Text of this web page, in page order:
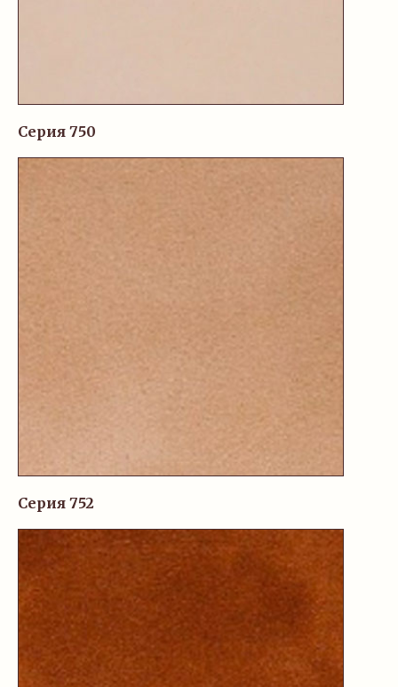
Серия 750
Серия 752